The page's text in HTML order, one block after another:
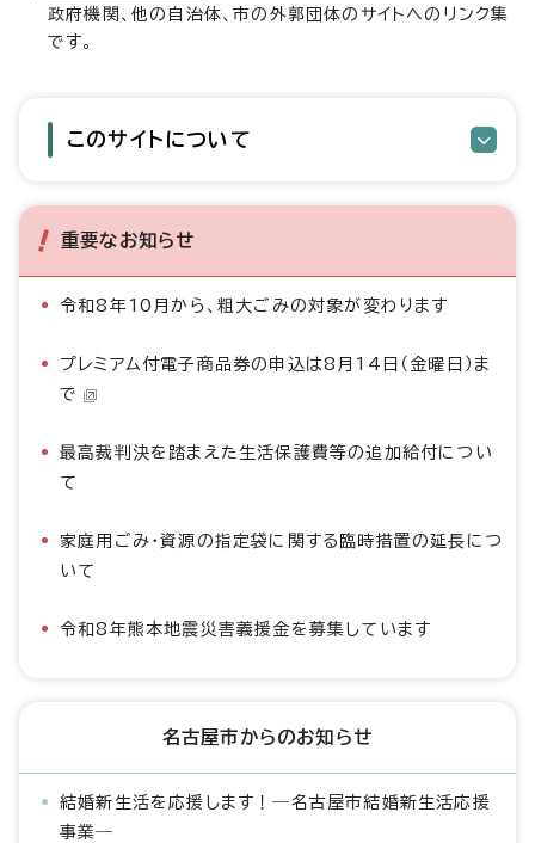
政府機関、他の自治体、市の外郭団体のサイトへのリンク集
です。
このサイトについて
重要なお知らせ
令和8年10月から、粗大ごみの対象が変わります
プレミアム付電子商品券の申込は8月14日（金曜日）ま
で
最高裁判決を踏まえた生活保護費等の追加給付につい
て
家庭用ごみ・資源の指定袋に関する臨時措置の延長につ
いて
令和8年熊本地震災害義援金を募集しています
名古屋市からのお知らせ
結婚新生活を応援します！―名古屋市結婚新生活応援
事業―